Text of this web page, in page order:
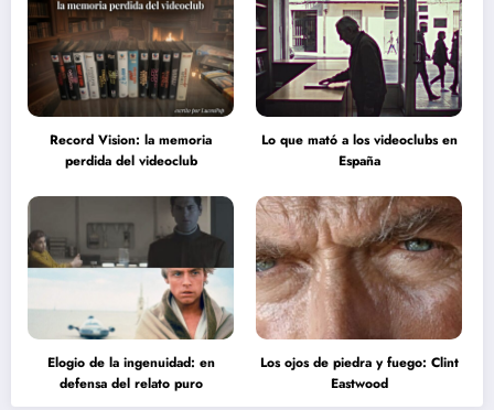
Record Vision: la memoria
perdida del videoclub
Lo que mató a los videoclubs en
España
Elogio de la ingenuidad: en
defensa del relato puro
Los ojos de piedra y fuego: Clint
Eastwood